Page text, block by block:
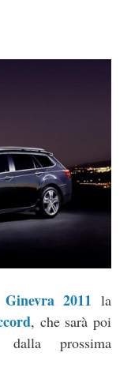
2011 la
, che sarà poi
dalla prossima